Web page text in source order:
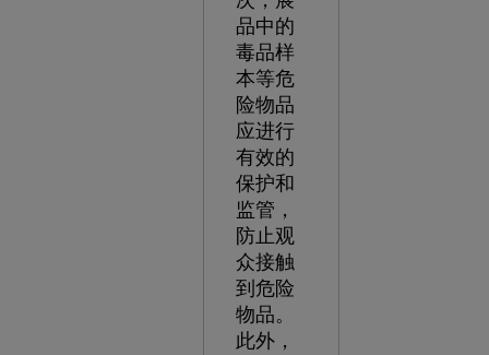
品中的
毒品样
本等危
险物品
应进行
有效的
保护和
监管，
防止观
众接触
到危险
物品。
此外，